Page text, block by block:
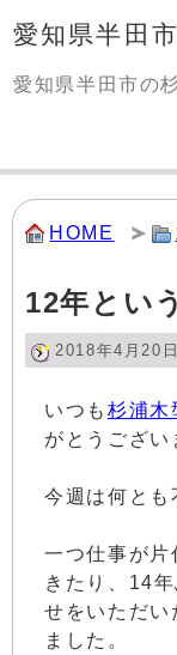
愛知県半田
愛知県半田市の
HOME
12年とい
2018年4月20日
いつも杉浦木
がとうござい
今週は何とも
一つ仕事が片
きたり、14
せをいただい
ました。